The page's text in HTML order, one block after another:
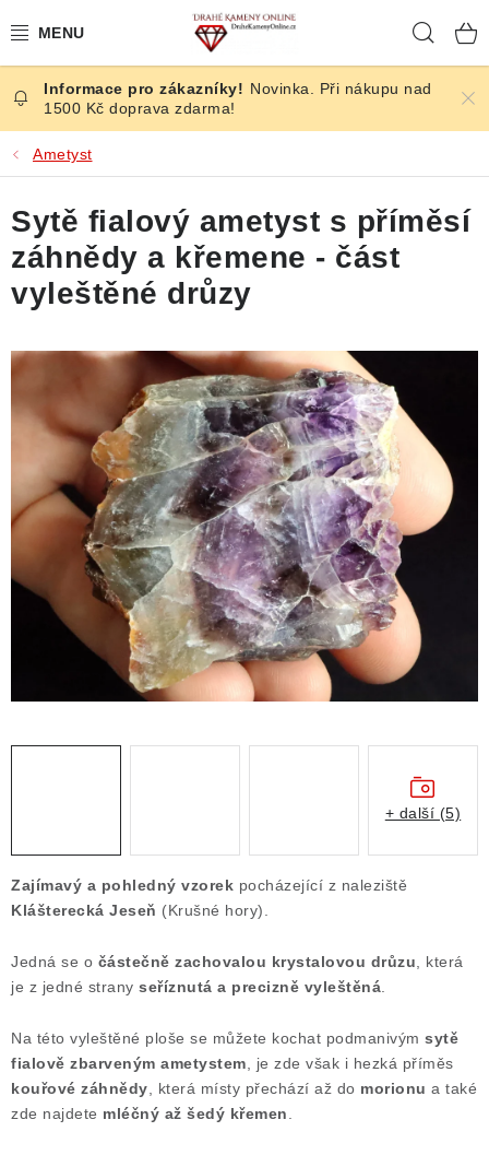
na
ČESKÉ KAMENY
ŠPERKY
KAMENY ZE SVĚTA
BROUŠENÉ
KRYSTALY
ČLÁNKY
NALEZIŠTĚ
NÁŠ PŘÍBĚH
VIDEOGALERIE
Výkup minerálů a drahých kamenů
Formulář pro odstoupení od smlouvy
Novinka. Při nákupu nad
1500 Kč doprava zdarma!
Ametyst
Zajímavý a pohledný vzorek pocházející z naleziště
Klášterecká Jeseň (Krušné hory).
Jedná se o částečně zachovalou krystalovou drůzu , která
je z jedné strany seříznutá a precizně vyleštěná
Na této vyleštěné ploše se můžete kochat podmanivým sytě
fialově zbarveným ametystem , je zde však i hezká příměs
kouřové záhnědy , která místy přechází až do morionu a také
zde najdete mléčný až šedý křemen
Sytě fialový ametyst s příměsí
záhnědy a křemene - část
vyleštěné drůzy
+ další (5)